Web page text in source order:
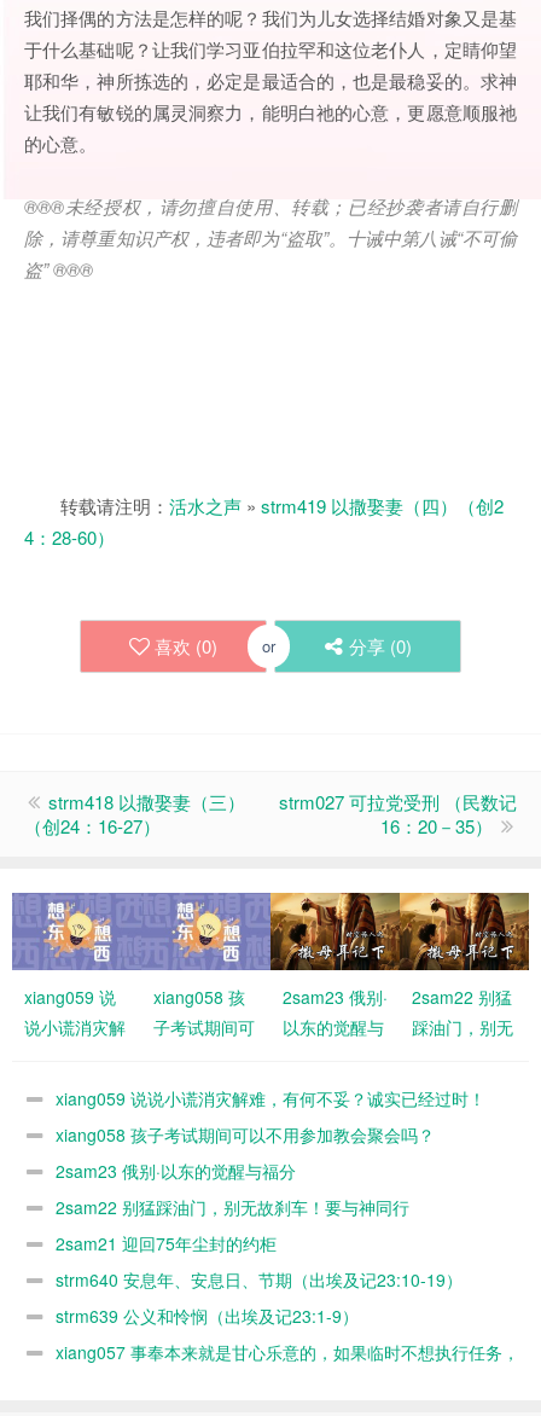
我们择偶的方法是怎样的呢？我们为儿女选择结婚对象又是基
于什么基础呢？让我们学习亚伯拉罕和这位老仆人，定睛仰望
耶和华，神所拣选的，必定是最适合的，也是最稳妥的。求神
让我们有敏锐的属灵洞察力，能明白祂的心意，更愿意顺服祂
的心意。
®®®未经授权，请勿擅自使用、转载；已经抄袭者请自行删
除，请尊重知识产权，违者即为“盗取”。十诫中第八诫“不可偷
盗” ®®®
转载请注明： 活水之声 » strm419 以撒娶妻（四）（创2
4：28-60）
喜欢 (0) or 分享 (0)
strm418 以撒娶妻（三）
（创24：16-27）
strm027 可拉党受刑 （民数记
16：20－35）
xiang059 说
说小谎消灾解
xiang058 孩
子考试期间可
会聚会吗？
2sam23 俄别·
以东的觉醒与
2sam22 别猛
踩油门，别无
神同行
xiang059 说说小谎消灾解难，有何不妥？诚实已经过时！
xiang058 孩子考试期间可以不用参加教会聚会吗？
2sam23 俄别·以东的觉醒与福分
2sam22 别猛踩油门，别无故刹车！要与神同行
2sam21 迎回75年尘封的约柜
strm640 安息年、安息日、节期（出埃及记23:10-19）
strm639 公义和怜悯（出埃及记23:1-9）
xiang057 事奉本来就是甘心乐意的，如果临时不想执行任务，